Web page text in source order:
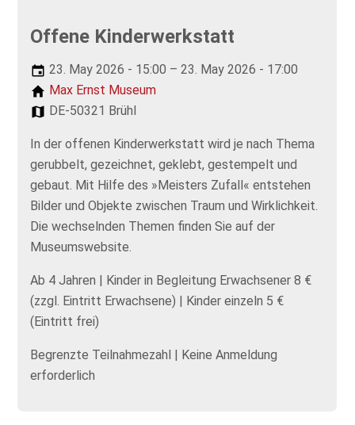
Offene Kinderwerkstatt
23. May 2026 - 15:00 – 23. May 2026 - 17:00
Max Ernst Museum
DE-50321 Brühl
In der offenen Kinderwerkstatt wird je nach Thema
gerubbelt, gezeichnet, geklebt, gestempelt und
gebaut. Mit Hilfe des »Meisters Zufall« entstehen
Bilder und Objekte zwischen Traum und Wirklichkeit.
Die wechselnden Themen finden Sie auf der
Museumswebsite.
Ab 4 Jahren | Kinder in Begleitung Erwachsener 8 €
(zzgl. Eintritt Erwachsene) | Kinder einzeln 5 €
(Eintritt frei)
Begrenzte Teilnahmezahl | Keine Anmeldung
erforderlich